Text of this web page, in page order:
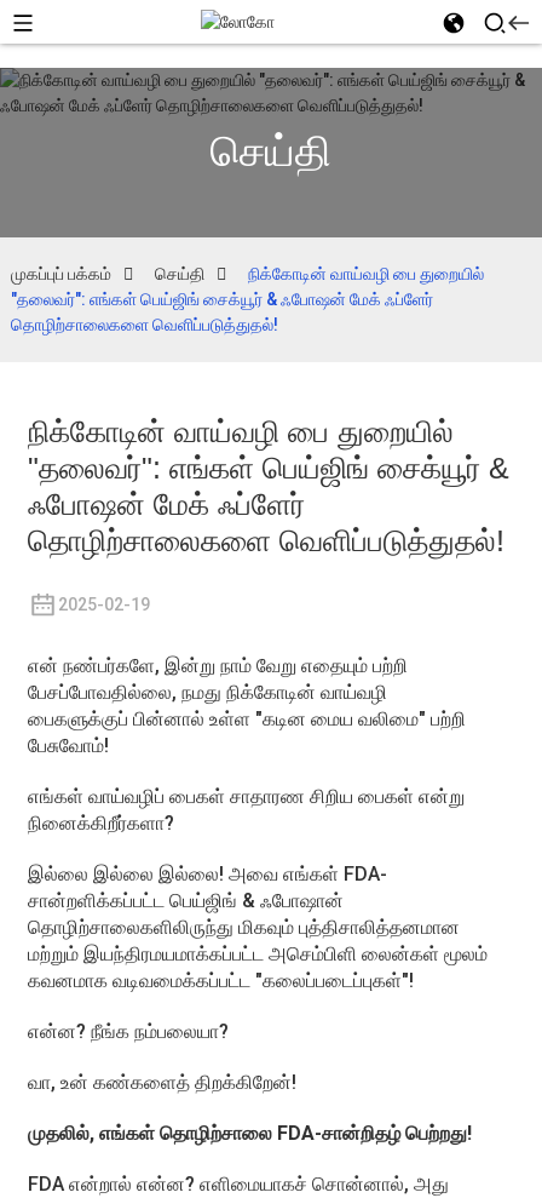
செய்தி
முகப்புப் பக்கம் செய்தி
நிக்கோடின் வாய்வழி பை துறையில்
"தலைவர்": எங்கள் பெய்ஜிங் சைக்யூர் & ஃபோஷன் மேக் ஃப்ளேர்
தொழிற்சாலைகளை வெளிப்படுத்துதல்!
நிக்கோடின் வாய்வழி பை துறையில்
"தலைவர்": எங்கள் பெய்ஜிங் சைக்யூர் &
ஃபோஷன் மேக் ஃப்ளேர்
தொழிற்சாலைகளை வெளிப்படுத்துதல்!
2025-02-19
என் நண்பர்களே, இன்று நாம் வேறு எதையும் பற்றி
பேசப்போவதில்லை, நமது நிக்கோடின் வாய்வழி
பைகளுக்குப் பின்னால் உள்ள "கடின மைய வலிமை" பற்றி
பேசுவோம்!
எங்கள் வாய்வழிப் பைகள் சாதாரண சிறிய பைகள் என்று
நினைக்கிறீர்களா?
இல்லை இல்லை இல்லை! அவை எங்கள் FDA-
சான்றளிக்கப்பட்ட பெய்ஜிங் & ஃபோஷான்
தொழிற்சாலைகளிலிருந்து மிகவும் புத்திசாலித்தனமான
மற்றும் இயந்திரமயமாக்கப்பட்ட அசெம்பிளி லைன்கள் மூலம்
கவனமாக வடிவமைக்கப்பட்ட "கலைப்படைப்புகள்"!
என்ன? நீங்க நம்பலையா?
வா, உன் கண்களைத் திறக்கிறேன்!
முதலில், எங்கள் தொழிற்சாலை FDA-சான்றிதழ் பெற்றது!
FDA என்றால் என்ன? எளிமையாகச் சொன்னால், அது